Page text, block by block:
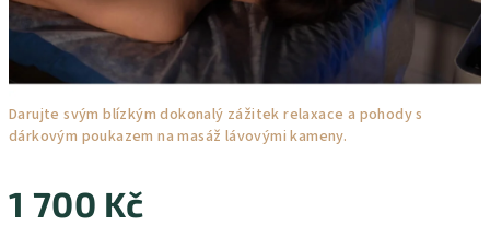
Darujte svým blízkým dokonalý zážitek relaxace a pohody s
dárkovým poukazem na masáž lávovými kameny.
1 700 Kč